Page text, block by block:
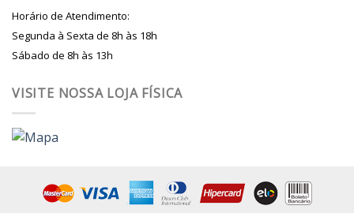
Horário de Atendimento:
Segunda à Sexta de 8h às 18h
Sábado de 8h às 13h
VISITE NOSSA LOJA FÍSICA